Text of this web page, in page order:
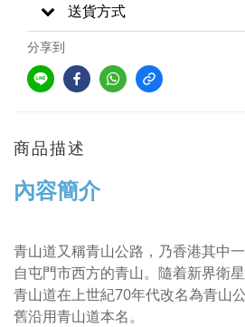
送貨方式
分享到
商品描述
內容簡介
青山道又稱青山公路，乃香港其中
自屯門市西方的青山。隨着新界衛
青山道在上世紀70年代改名為青山
舊沿用青山道本名。